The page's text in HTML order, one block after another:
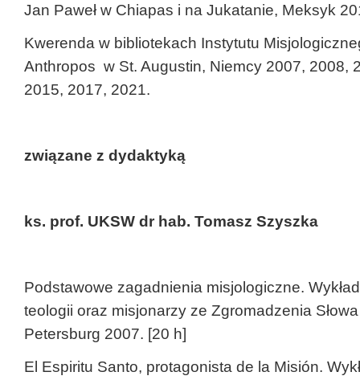
Jan Paweł w Chiapas i na Jukatanie, Meksyk
Kwerenda w bibliotekach Instytutu
Anthropos w St. Augustin, Niemcy 2007, 2008,
2015, 2017, 2021.
związane z dydaktyką
ks. prof. UKSW dr hab. Tomasz Szyszka
Podstawowe zagadnienia misjologiczne.
teologii oraz misjonarzy ze Zgromadzenia
Petersburg 2007. [20 h]
El Espiritu Santo, protagonista de la Misión.